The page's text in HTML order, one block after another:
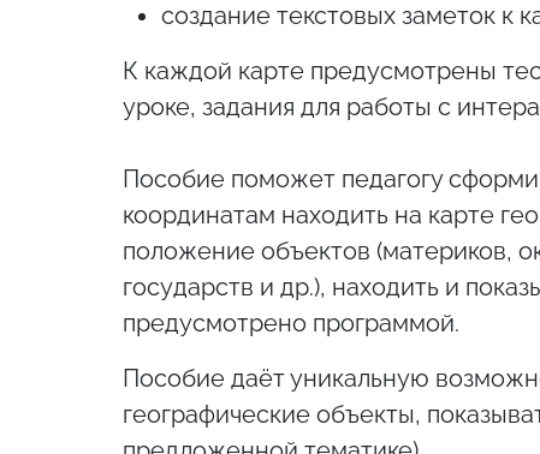
создание текстовых заметок к
К каждой карте предусмотрены
уроке, задания для работы с
Пособие поможет педагогу
координатам находить на карте
положение объектов (материков,
государств и др.), находить и
предусмотрено программой.
Пособие даёт уникальную
географические объекты,